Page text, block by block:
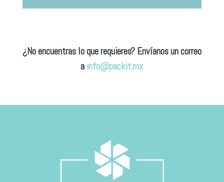
¿No encuentras lo que requieres? Envíanos un correo
a info@packit.mx